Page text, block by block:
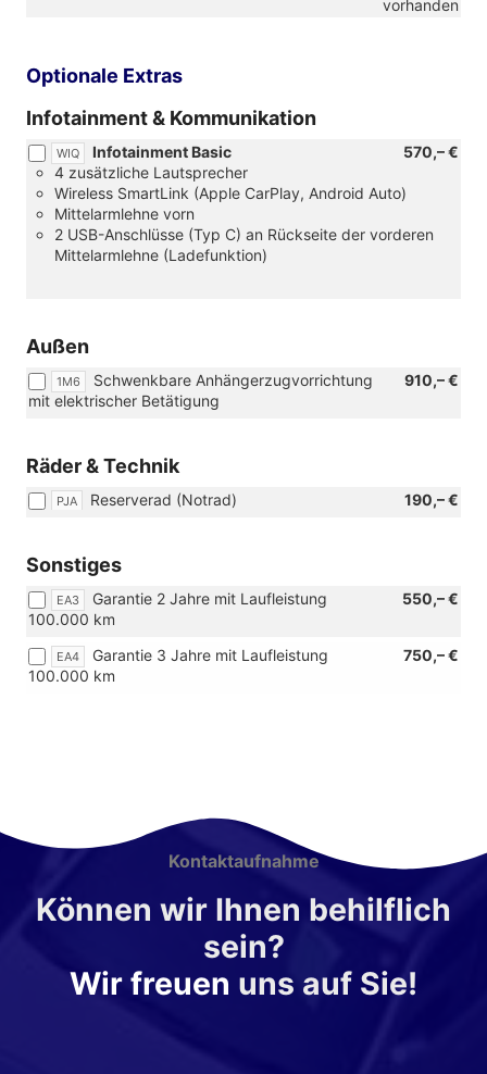
vorhanden
Optionale Extras
Infotainment & Kommunikation
WIQ 570,– €
Infotainment Basic
4 zusätzliche Lautsprecher
Wireless SmartLink (Apple CarPlay, Android Auto)
Mittelarmlehne vorn
2 USB-Anschlüsse (Typ C) an Rückseite der vorderen
Mittelarmlehne (Ladefunktion)
Außen
1M6 910,– €
Schwenkbare Anhängerzugvorrichtung
mit elektrischer Betätigung
Räder & Technik
PJA 190,– €
Reserverad (Notrad)
Sonstiges
EA3 550,– €
Garantie 2 Jahre mit Laufleistung
100.000 km
EA4 750,– €
Garantie 3 Jahre mit Laufleistung
100.000 km
Kontaktaufnahme
Können wir Ihnen behilflich
sein?
Wir freuen uns auf Sie!